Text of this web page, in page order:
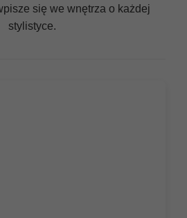
się we wnętrza o każdej
stylistyce.